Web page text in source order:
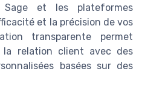
Sage et les plateformes
et la précision de vos
transparente permet
la relation client avec des
basées sur des